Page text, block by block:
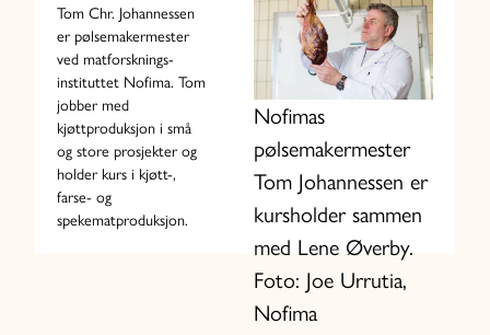
Nofimas
pølsemakermester
Tom Johannessen er
kursholder sammen
med Lene Øverby.
Foto: Joe Urrutia,
Nofima
Tom Chr. Johannessen
er pølsemakermester
ved matforsknings-
instituttet Nofima. Tom
jobber med
kjøttproduksjon i små
og store prosjekter og
holder kurs i kjøtt-,
farse- og
spekematproduksjon.